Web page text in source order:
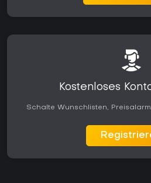
Kostenloses
Schalte Wunschlisten,